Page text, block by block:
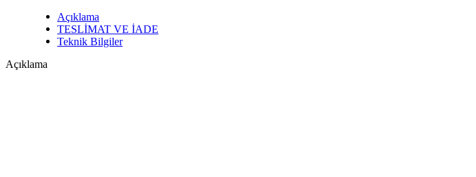
Açıklama
TESLİMAT VE İADE
Teknik Bilgiler
Açıklama